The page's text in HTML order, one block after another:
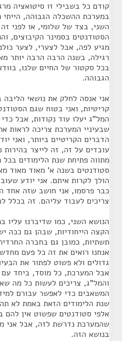
קודם כל בשבילי זו סיטואציה
במערכת ההשכלה הגבוהה,
השני, בצד של שלומי, או לפני
הסטודנטים בסמינר הקיבוצים,
מגיע לפה, אבל לצערי, לצער
רגילה, בשנה הרבה הרבה יותר
בכל סקטור של החיים שלנו,
הגבוהה.
אני אנסה לחלק את נושאי הליבה
קריטיות, ואני בטוח שגם
המל"ג יעלו עוד נקודות, אבל
שבעיניי המערכת צריכה לראות
הדברים הקריטיים ביותר, ואני
עובדים על זה, זה לייצר בהירות
מתווה פתיחת שנת הלימודים
סטודנטים בשנה א' מאוד מאוד
הולך לקרות איתם. אני יודע
כבר פרסמו, אני חושב שזה אחד
צריכים לעבוד עליהם. זה בכלל
הנושא השני, כמו שדיברנו עליו
הקצה הייחודיות, שבהן גם ככה
תשתיות, כמובן גם בחברה
אנחנו רואים את זה כל פעם
גדולים ולא פשוט לפתור את
אבל המערכת, כל מוסד, ביחד
והמל"ג, צריכים לעשות כל מה
המשאבים כדי לאפשר עבורם
שנת הלימודים הזאת באמת לא
אלפי סטודנטים שפשוט אין להם
שהמערכת נדרשת לזה, אבל אני
בנושא הזה.